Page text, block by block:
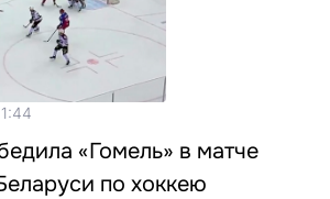
«Гомель» в матче
по хоккею